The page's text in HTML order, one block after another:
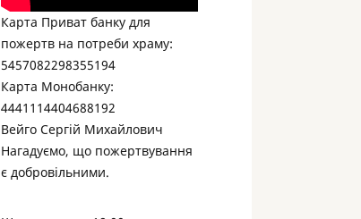
Карта Приват банку для
пожертв на потреби храму:
5457082298355194
Карта Монобанку:
4441114404688192
Вейго Сергій Михайлович
Нагадуємо, що пожертвування
є добровільними.